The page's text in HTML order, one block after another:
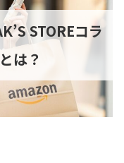
STOREコラ
は？